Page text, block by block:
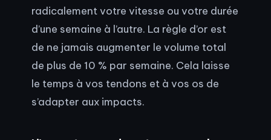
radicalement votre vitesse ou votre durée
d’une semaine à l’autre. La règle d’or est
de ne jamais augmenter le volume total
de plus de 10 % par semaine. Cela laisse
le temps à vos tendons et à vos os de
s’adapter aux impacts.